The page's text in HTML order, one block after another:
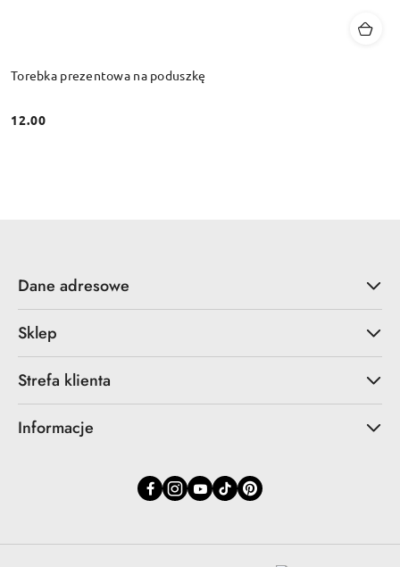
Torebka prezentowa na poduszkę
Cena:
12.00
Dane adresowe
Sklep
Strefa klienta
Informacje